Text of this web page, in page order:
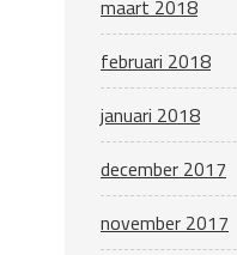
maart 2018
februari 2018
januari 2018
december 2017
november 2017